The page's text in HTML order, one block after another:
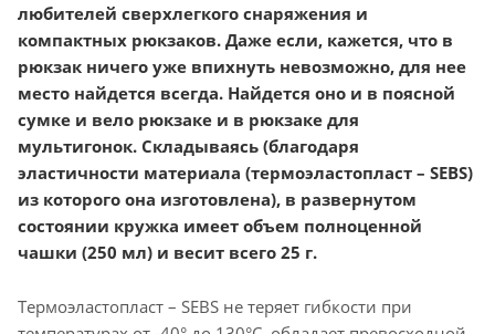
любителей сверхлегкого снаряжения и
компактных рюкзаков. Даже если, кажется, что в
рюкзак ничего уже впихнуть невозможно, для нее
место найдется всегда. Найдется оно и в поясной
сумке и вело рюкзаке и в рюкзаке для
мультигонок. Складываясь (благодаря
эластичности материала (термоэластопласт – SEBS)
из которого она изготовлена), в развернутом
состоянии кружка имеет объем полноценной
чашки (250 мл) и весит всего 25 г.
Термоэластопласт – SEBS не теряет гибкости при